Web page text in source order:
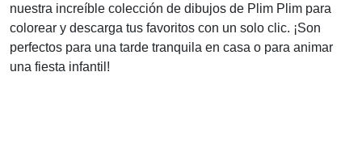
nuestra increíble colección de dibujos de Plim Plim para
colorear y descarga tus favoritos con un solo clic. ¡Son
perfectos para una tarde tranquila en casa o para animar
una fiesta infantil!